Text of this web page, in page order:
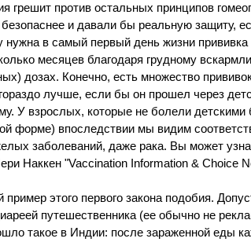
грешит против остальных принципов
и давали бы реальную защиту,
в самый первый день жизни прививка
месяцев благодаря грудному
дозах. Конечно, есть множество
лучше, если бы он прошел через
У взрослых, которые не болели детскими
форме) впоследствии мы видим
заболеваний, даже рака. Вы может
Наккен "Vaccination Information & Choice
этого первого закона подобия.
путешественника (ее обычно не
такое в Индии: после зараженной еды